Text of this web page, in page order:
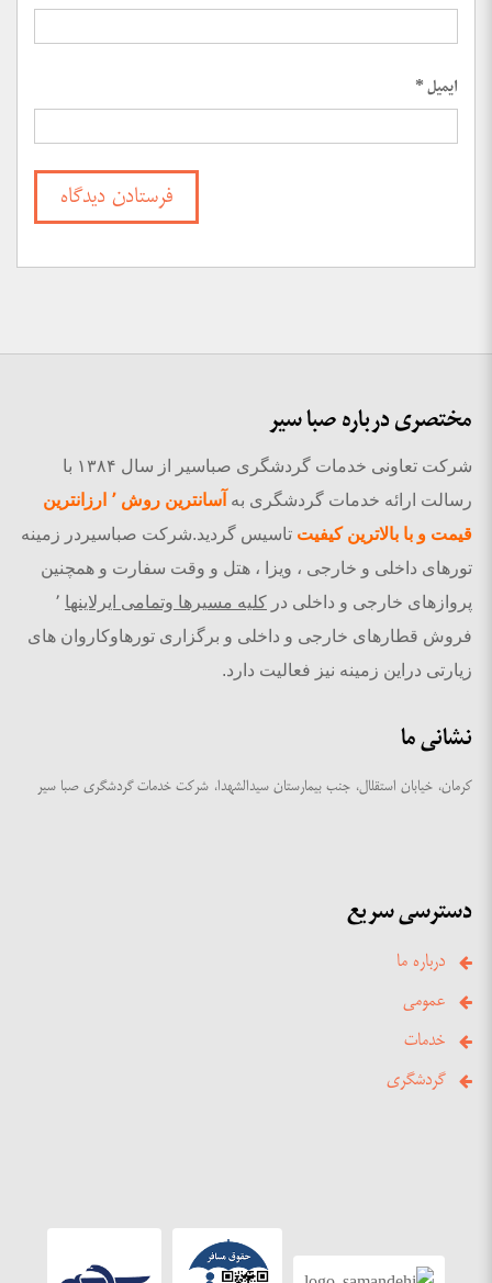
ایمیل*
مختصری درباره صبا سیر
شرکت تعاونی خدمات گردشگری صباسیر از سال ۱۳۸۴ با
رسالت ارائه خدمات گردشگری به
آسانترین روش ٬ ارزانترین
قیمت و با بالاترین کیفیت تاسیس گردید.شرکت صباسیردر زمینه
تورهای داخلی و خارجی ، ویزا ، هتل و وقت سفارت و همچنین
پروازهای خارجی و داخلی در کلیه مسیرها وتمامی ایرلاینها ٬
فروش قطارهای خارجی و داخلی و برگزاری تورهاوکاروان های
زیارتی دراین زمینه نیز فعالیت دارد.
نشانی ما
کرمان، خیابان استقلال، جنب بیمارستان سیدالشهدا، شرکت خدمات گردشگری صبا سیر
دسترسی سریع
درباره ما
عمومی
خدمات
گردشگری